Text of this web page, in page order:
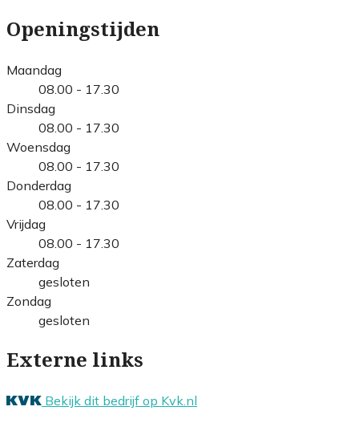
Openingstijden
Maandag
08.00 - 17.30
Dinsdag
08.00 - 17.30
Woensdag
08.00 - 17.30
Donderdag
08.00 - 17.30
Vrijdag
08.00 - 17.30
Zaterdag
gesloten
Zondag
gesloten
Externe links
Bekijk dit bedrijf op Kvk.nl